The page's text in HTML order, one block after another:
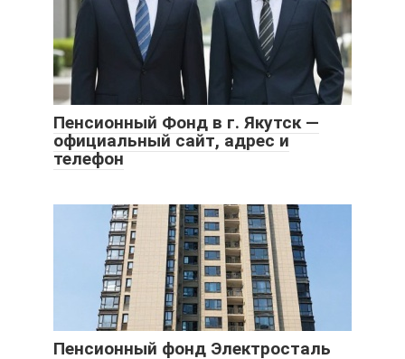
Пенсионный Фонд в г. Якутск —
официальный сайт, адрес и
телефон
Пенсионный фонд Электросталь